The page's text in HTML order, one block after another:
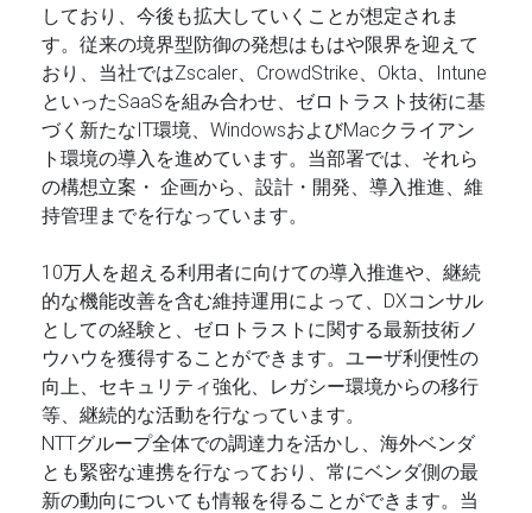
しており、今後も拡大していくことが想定されま
す。従来の境界型防御の発想はもはや限界を迎えて
おり、当社ではZscaler、CrowdStrike、Okta、Intune
といったSaaSを組み合わせ、ゼロトラスト技術に基
づく新たなIT環境、WindowsおよびMacクライアン
ト環境の導入を進めています。当部署では、それら
の構想立案・ 企画から、設計・開発、導入推進、維
持管理までを行なっています。
10万人を超える利用者に向けての導入推進や、継続
的な機能改善を含む維持運用によって、DXコンサル
としての経験と、ゼロトラストに関する最新技術ノ
ウハウを獲得することができます。ユーザ利便性の
向上、セキュリティ強化、レガシー環境からの移行
等、継続的な活動を行なっています。
NTTグループ全体での調達力を活かし、海外ベンダ
とも緊密な連携を行なっており、常にベンダ側の最
新の動向についても情報を得ることができます。当